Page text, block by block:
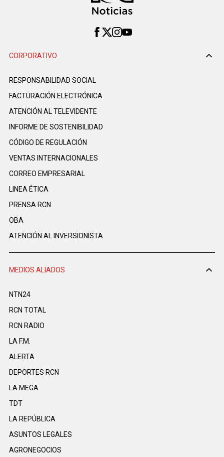
CORPORATIVO
RESPONSABILIDAD SOCIAL
FACTURACIÓN ELECTRÓNICA
ATENCIÓN AL TELEVIDENTE
INFORME DE SOSTENIBILIDAD
CÓDIGO DE REGULACIÓN
VENTAS INTERNACIONALES
CORREO EMPRESARIAL
LINEA ÉTICA
PRENSA RCN
OBA
ATENCIÓN AL INVERSIONISTA
MEDIOS ALIADOS
NTN24
RCN TOTAL
RCN RADIO
LA F.M.
ALERTA
DEPORTES RCN
LA MEGA
TDT
LA REPÚBLICA
ASUNTOS LEGALES
AGRONEGOCIOS